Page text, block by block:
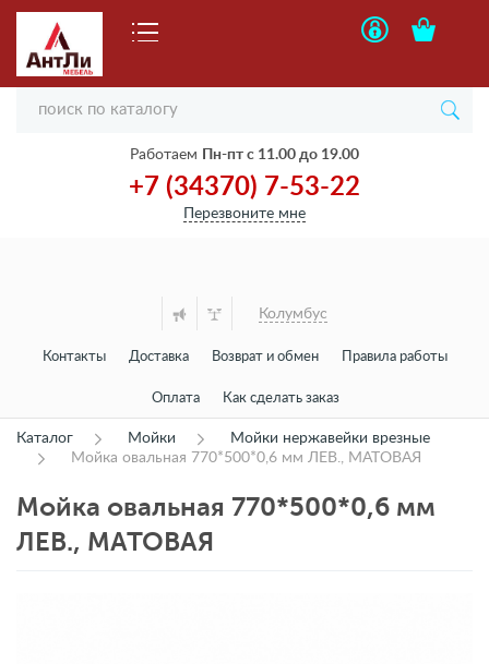
Работаем Пн-пт с 11.00 до 19.00
+7 (34370) 7-53-22
Перезвоните мне
Колумбус
Контакты Доставка Возврат и обмен Правила работы
Оплата Как сделать заказ
Каталог Мойки
Мойки нержавейки врезные
Мойка овальная 770*500*0,6 мм ЛЕВ., МАТОВАЯ
Мойка овальная 770*500*0,6 мм
ЛЕВ., МАТОВАЯ